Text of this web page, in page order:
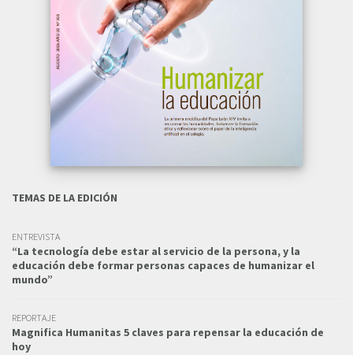
TEMAS DE LA EDICIÓN
ENTREVISTA
“La tecnología debe estar al servicio de la persona, y la
educación debe formar personas capaces de humanizar el
mundo”
REPORTAJE
Magnifica Humanitas 5 claves para repensar la educación de
hoy